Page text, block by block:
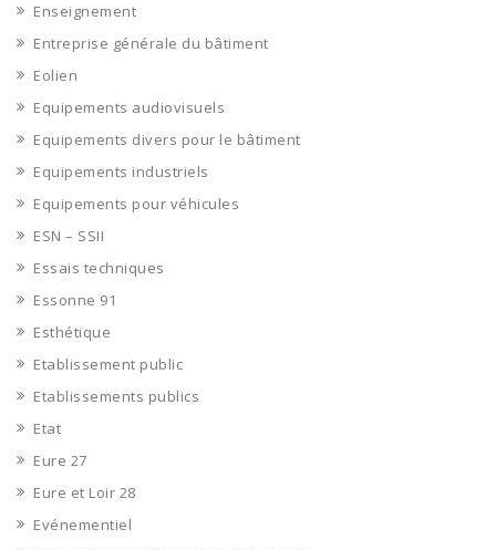
Enseignement
Entreprise générale du bâtiment
Eolien
Equipements audiovisuels
Equipements divers pour le bâtiment
Equipements industriels
Equipements pour véhicules
ESN – SSII
Essais techniques
Essonne 91
Esthétique
Etablissement public
Etablissements publics
Etat
Eure 27
Eure et Loir 28
Evénementiel